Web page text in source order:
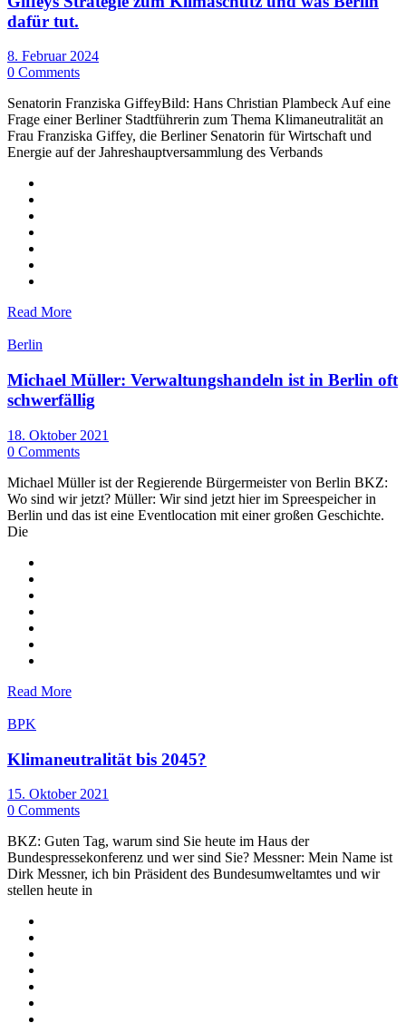
dafür tut.
8. Februar 2024
0 Comments
Senatorin Franziska GiffeyBild: Hans Christian Plambeck Auf eine
Frage einer Berliner Stadtführerin zum Thema Klimaneutralität an
Frau Franziska Giffey, die Berliner Senatorin für Wirtschaft und
Energie auf der Jahreshauptversammlung des Verbands
Read More
Berlin
Michael Müller: Verwaltungshandeln ist in Berlin oft
schwerfällig
18. Oktober 2021
0 Comments
Michael Müller ist der Regierende Bürgermeister von Berlin BKZ:
Wo sind wir jetzt? Müller: Wir sind jetzt hier im Spreespeicher in
Berlin und das ist eine Eventlocation mit einer großen Geschichte.
Die
Read More
BPK
Klimaneutralität bis 2045?
15. Oktober 2021
0 Comments
BKZ: Guten Tag, warum sind Sie heute im Haus der
Bundespressekonferenz und wer sind Sie? Messner: Mein Name ist
Dirk Messner, ich bin Präsident des Bundesumweltamtes und wir
stellen heute in